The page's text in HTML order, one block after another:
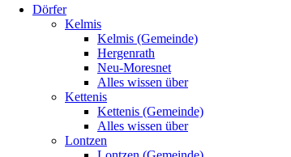
Dörfer
Kelmis
Kelmis (Gemeinde)
Hergenrath
Neu-Moresnet
Alles wissen über
Kettenis
Kettenis (Gemeinde)
Alles wissen über
Lontzen